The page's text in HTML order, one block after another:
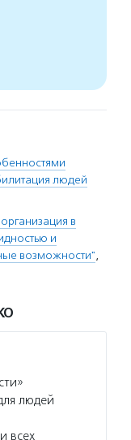
людей
в
и
возможности",
людей
всех